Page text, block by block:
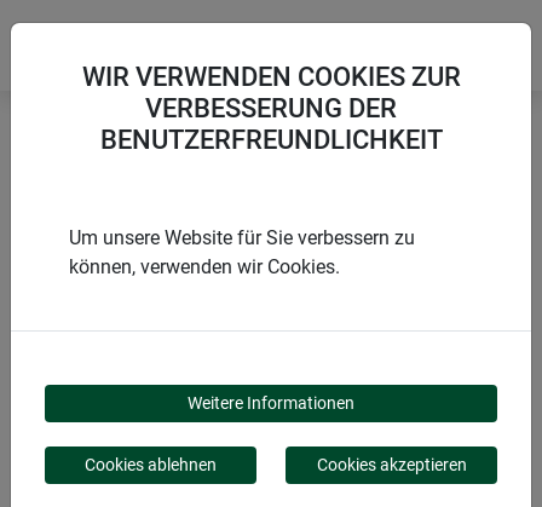
ERDANKER FÜR
RASENKANTEN
WIR VERWENDEN COOKIES ZUR
VERBESSERUNG DER
BENUTZERFREUNDLICHKEIT
Um unsere Website für Sie verbessern zu
können, verwenden wir Cookies.
Weitere Informationen
Cookies ablehnen Cookies akzeptieren